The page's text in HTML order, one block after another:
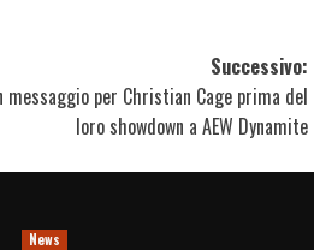
Successivo:
messaggio per Christian Cage prima del
loro showdown a AEW Dynamite
News